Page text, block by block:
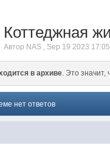
Коттеджная
Автор NAS , Sep 19 2023 17:05
в архиве. Это значит,
нет ответов